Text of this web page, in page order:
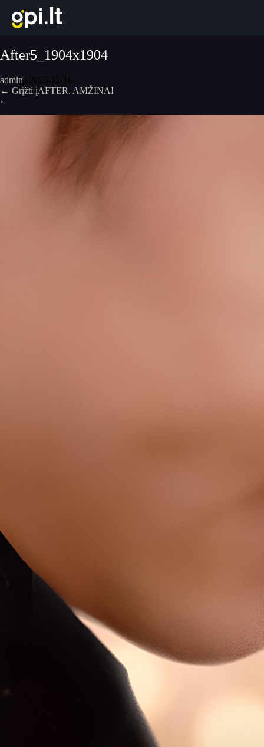
prie
turinio
After5_1904x1904
admin
← Grįžti įAFTER. AMŽINAI
›